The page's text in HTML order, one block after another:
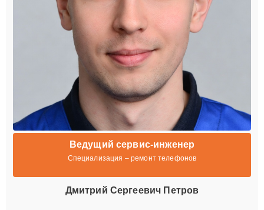
Ведущий сервис-инженер
Специализация – ремонт телефонов
Дмитрий Сергеевич Петров